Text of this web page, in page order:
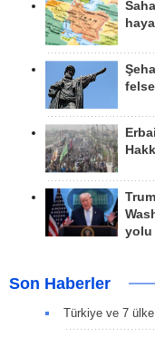
yolu
Son Haberler
Türkiye ve 7